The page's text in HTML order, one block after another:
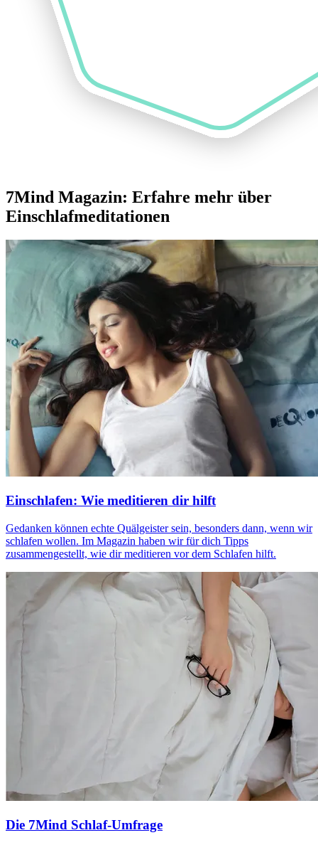
7Mind Magazin: Erfahre mehr über
Einschlafmeditationen
Einschlafen: Wie meditieren dir hilft
Gedan­ken können echte Quäl­geis­ter sein, beson­ders dann, wenn wir
schla­fen wollen. Im Magazin haben wir für dich Tipps
zusammengestellt, wie dir meditieren vor dem Schlafen hilft.
Die 7Mind Schlaf-Umfrage